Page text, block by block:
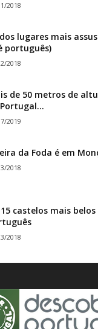
2018
lugares mais
português)
2018
de 50 metros de
2019
da Foda é em
2018
15 castelos mais belos
2018